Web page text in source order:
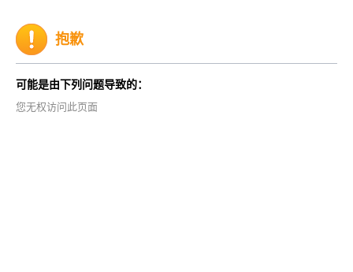
抱歉
可能是由下列问题导致的：
您无权访问此页面